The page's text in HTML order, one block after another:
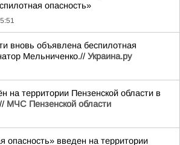
опасность»
вновь объявлена беспилотная
Мельниченко.// Украина.ру
на территории Пензенской области в
МЧС Пензенской области
опасность» введен на территории